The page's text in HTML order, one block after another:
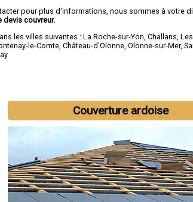
pour plus d'informations, nous sommes à votre
devis couvreur.
les villes suivantes :La Roche-sur-Yon ,Challans ,
le-Comte ,Château-d'Olonne ,Olonne-sur-Mer,
Couverture ardoise